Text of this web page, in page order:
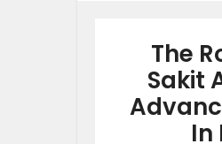
The
Sakit
In